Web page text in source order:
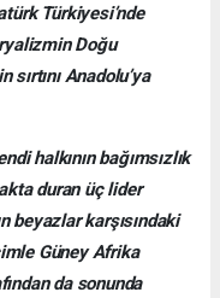
Türkiyesi’nde
Doğu
Anadolu’ya
halkının bağımsızlık
duran üç lider
beyazlar karşısındaki
Güney Afrika
da sonunda